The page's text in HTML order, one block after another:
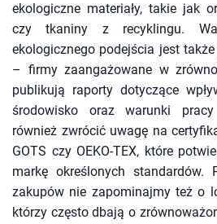
ekologiczne materiały, takie jak
czy tkaniny z recyklingu.
ekologicznego podejścia jest
– firmy zaangażowane w
publikują raporty dotyczące
środowisko oraz warunki
również zwrócić uwagę na
GOTS czy OEKO-TEX, które
markę określonych standardów.
zakupów nie zapominajmy też o
którzy często dbają o